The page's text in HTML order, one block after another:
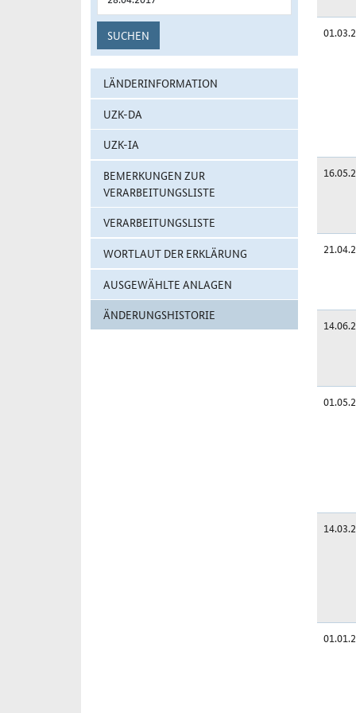
SUCHEN
LÄNDERINFORMATION
UZK-DA
UZK-IA
BEMERKUNGEN ZUR
VERARBEITUNGSLISTE
VERARBEITUNGSLISTE
WORTLAUT DER ERKLÄRUNG
AUSGEWÄHLTE ANLAGEN
ÄNDERUNGSHISTORIE